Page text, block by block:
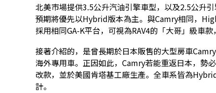
北美市場提供3.5公升汽油引擎車型，以及2.5公升
預期將優先以Hybrid版本為主。與Camry相同，
採用相同GA-K平台，可視為RAV4的「大哥」級車
接著介紹的，是曾長期於日本販售的大型房車
海外專用車。正因如此，Camry若能重返日本，勢
改款，並於美國肯塔基工廠生產。全車系皆為
計。